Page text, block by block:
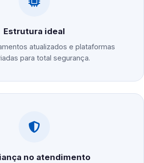
Estrutura ideal
atualizados e plataformas
para total segurança.
no atendimento